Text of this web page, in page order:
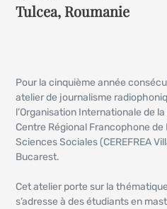
Tulcea, Roumanie
Pour la cinquième année
atelier de journalisme
l’Organisation Internationale de
Centre Régional Francophone
Sciences Sociales (CEREFREA
Bucarest.
Cet atelier porte sur la
s’adresse à des étudiants en